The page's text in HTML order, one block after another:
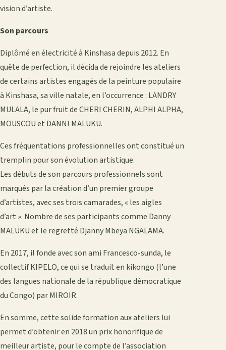
vision d’artiste.
Son parcours
Diplômé en électricité à Kinshasa depuis 2012. En
quête de perfection, il décida de rejoindre les ateliers
de certains artistes engagés de la peinture populaire
à Kinshasa, sa ville natale, en l’occurrence : LANDRY
MULALA, le pur fruit de CHERI CHERIN, ALPHI ALPHA,
MOUSCOU et DANNI MALUKU.
Ces fréquentations professionnelles ont constitué un
tremplin pour son évolution artistique.
Les débuts de son parcours professionnels sont
marqués par la création d’un premier groupe
d’artistes, avec ses trois camarades, « les aigles
d’art ». Nombre de ses participants comme Danny
MALUKU et le regretté Djanny Mbeya NGALAMA.
En 2017, il fonde avec son ami Francesco-sunda, le
collectif KIPELO, ce qui se traduit en kikongo (l’une
des langues nationale de la république démocratique
du Congo) par MIROIR.
En somme, cette solide formation aux ateliers lui
permet d’obtenir en 2018 un prix honorifique de
meilleur artiste, pour le compte de l’association